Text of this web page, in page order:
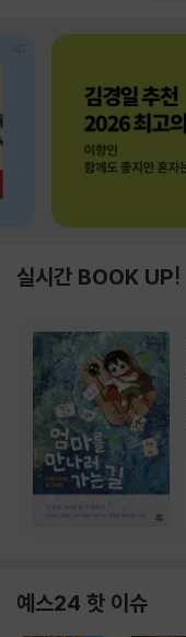
실시간 BOOK UP!
예스24 핫 이슈